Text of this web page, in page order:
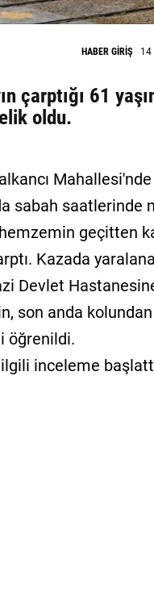
HABER GİRİŞ 14
çarptığı 61
oldu.
sabah saatlerinde
geçitten
Kazada
Devlet Hastanesine
son anda
öğrenildi.
inceleme